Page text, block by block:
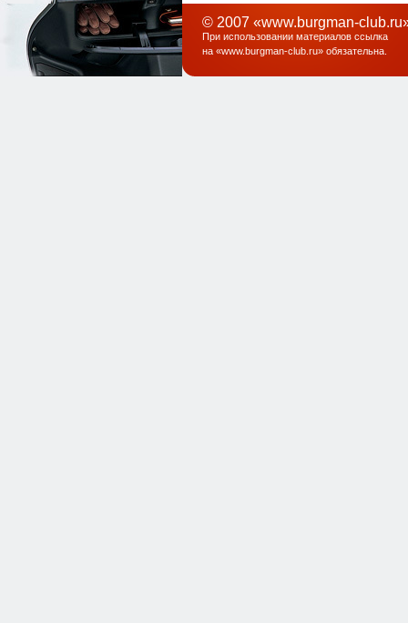
© 2007 «www.burgman-
При использовании материалов ссылка
на «www.burgman-club.ru» обязательна